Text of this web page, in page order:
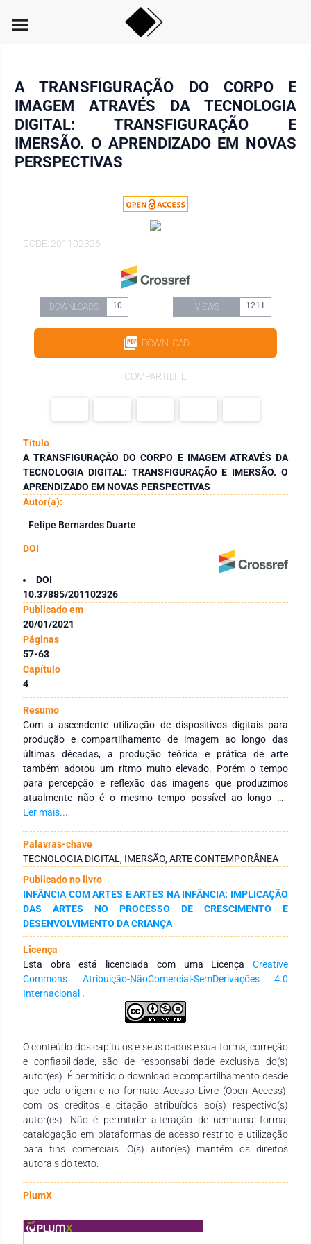
menu
A TRANSFIGURAÇÃO DO CORPO E
IMAGEM ATRAVÉS DA TECNOLOGIA
DIGITAL: TRANSFIGURAÇÃO E
IMERSÃO. O APRENDIZADO EM NOVAS
PERSPECTIVAS
CODE: 201102326
DOWNLOADS 10 VIEWS 1211
DOWNLOAD
COMPARTILHE
Título
A TRANSFIGURAÇÃO DO CORPO E IMAGEM ATRAVÉS DA
TECNOLOGIA DIGITAL: TRANSFIGURAÇÃO E IMERSÃO. O
APRENDIZADO EM NOVAS PERSPECTIVAS
Autor(a):
Felipe Bernardes Duarte
DOI
DOI
10.37885/201102326
Publicado em
20/01/2021
Páginas
57-63
Capítulo
4
Resumo
Com a ascendente utilização de dispositivos digitais para
produção e compartilhamento de imagem ao longo das
últimas décadas, a produção teórica e prática de arte
também adotou um ritmo muito elevado. Porém o tempo
para percepção e reflexão das imagens que produzimos
atualmente não é o mesmo tempo possível ao longo do
século passado. Dessa forma, nossa capacidade de reflexão
escola tendo domínio de dispositivos eletrônicos dos quais os
professores ainda estão em processo de adaptação. É muito
provável uma criança tenha contato com mais informação
em um dia por meio de internet ou mídias digitais do que se
absorvia em uma semana a um século atrás. Sendo assim é
necessário que sejamos capazes de refletir e questionar os
efeitos dessa exposição constante a novas imagens e a
transformação do tempo necessário para sermos capazes de
absorvê-las. Estamos a viver numa nova realidade e o efeito
dessa mudança em nossos corpos e olhares também é
diferente. As imagens que produzimos não são espelhos
neutros e a forma como nos comunicamos através delas fala
muito sobre cultura na qual vivemos.
Ler mais...
Palavras-chave
TECNOLOGIA DIGITAL, IMERSÃO, ARTE CONTEMPORÂNEA
Publicado no livro
INFÂNCIA COM ARTES E ARTES NA INFÂNCIA: IMPLICAÇÃO
DAS ARTES NO PROCESSO DE CRESCIMENTO E
DESENVOLVIMENTO DA CRIANÇA
Licença
Esta obra está licenciada com uma Licença Creative
Commons Atribuição-NãoComercial-SemDerivações 4.0
Internacional .
O conteúdo dos capítulos e seus dados e sua forma, correção
e confiabilidade, são de responsabilidade exclusiva do(s)
autor(es). É permitido o download e compartilhamento desde
que pela origem e no formato Acesso Livre (Open Access),
com os créditos e citação atribuídos ao(s) respectivo(s)
autor(es). Não é permitido: alteração de nenhuma forma,
catalogação em plataformas de acesso restrito e utilização
para fins comerciais. O(s) autor(es) mantêm os direitos
autorais do texto.
PlumX